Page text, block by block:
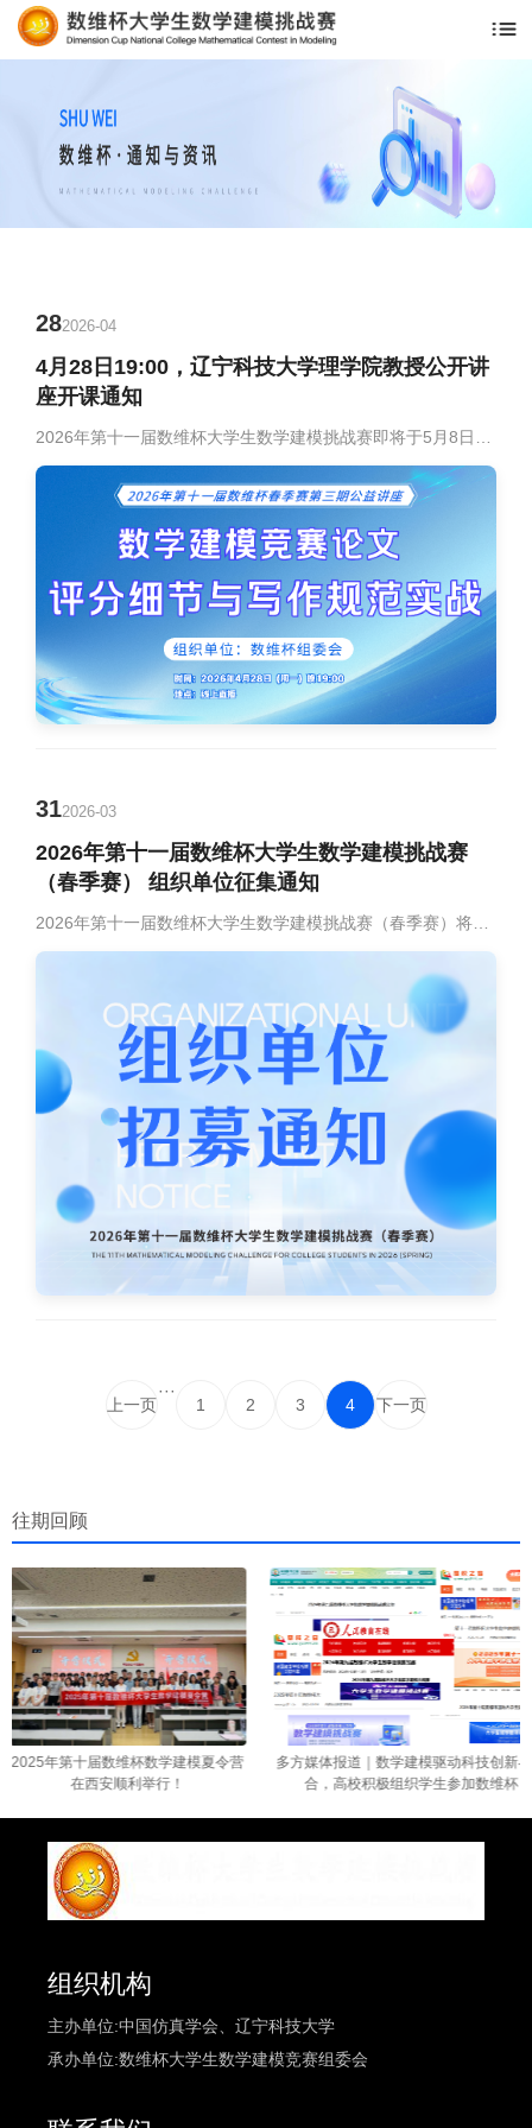
4月28日19:00，辽宁科技大学理学院教授公开讲
座开课通知
282026-04
2026年第十一届数维杯大学生数学建模挑战赛
（春季赛） 组织单位征集通知
312026-03
上一页
···
1 2 3 4 下一页
往期回顾
年第十届数维杯数学建模夏令营
在西安顺利举行！
多方媒体报道｜数学建模驱动科技创新与
合，高校积极组织学生参加数维杯！！
组织机构
主办单位:中国仿真学会、辽宁科技大学
承办单位:数维杯大学生数学建模竞赛组委会